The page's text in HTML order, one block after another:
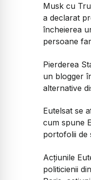
Musk cu
a declarat
încheierea
persoane
Pierderea
un blogger
alternative
Eutelsat se
cum spune
portofolii de
Acțiunile
politicienii